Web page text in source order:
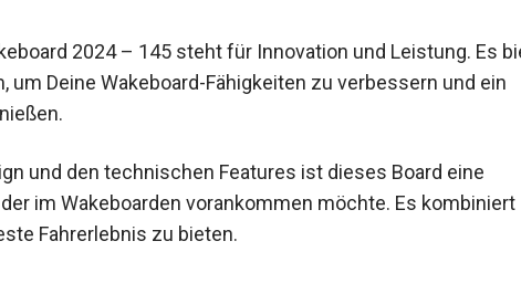
2024 – 145 steht für Innovation und Leistung. Es
um Deine Wakeboard-Fähigkeiten zu verbessern und
und den technischen Features ist dieses Board eine
im Wakeboarden vorankommen möchte. Es kombiniert
Fahrerlebnis zu bieten.